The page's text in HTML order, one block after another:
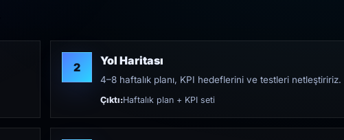
2 Yol Haritası
4–8 haftalık planı, KPI hedeflerini ve testleri netleştiririz.
Çıktı:Haftalık plan + KPI seti